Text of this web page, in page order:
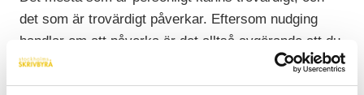
det som är trovärdigt påverkar. Eftersom nudging
handlar om att påverka är det alltså avgörande att du
låter trovärdig. Ett vanligt sätt att generalisera en text
på är genom att skriva ”man” eller ”en”. Att syfta till